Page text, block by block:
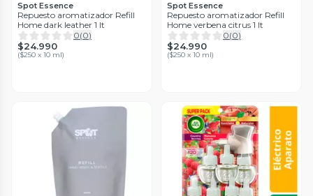
Spot Essence
Repuesto aromatizador Refill
Home dark leather 1 lt
0(0)
$24.990
($250 x 10 ml)
Spot Essence
Repuesto aromatizador Refill
Home verbena citrus 1 lt
0(0)
$24.990
($250 x 10 ml)